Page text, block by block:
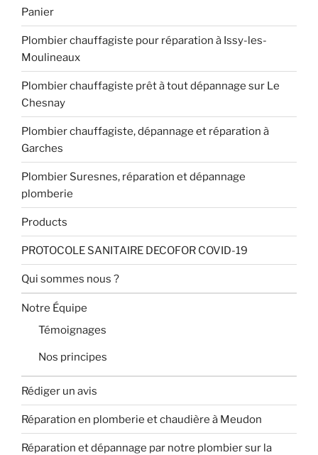
Panier
Plombier chauffagiste pour réparation à Issy-les-
Moulineaux
Plombier chauffagiste prêt à tout dépannage sur Le
Chesnay
Plombier chauffagiste, dépannage et réparation à
Garches
Plombier Suresnes, réparation et dépannage
plomberie
Products
PROTOCOLE SANITAIRE DECOFOR COVID-19
Qui sommes nous ?
Notre Équipe
Témoignages
Nos principes
Rédiger un avis
Réparation en plomberie et chaudière à Meudon
Réparation et dépannage par notre plombier sur la